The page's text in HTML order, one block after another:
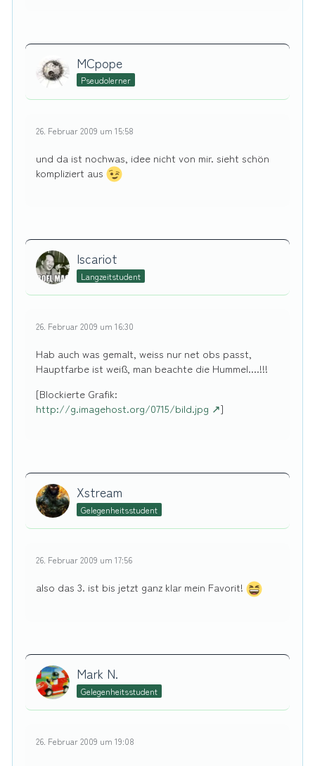
MCpope
Pseudolerner
26. Februar 2009 um 15:58
und da ist nochwas, idee nicht von mir. sieht schön
kompliziert aus
Iscariot
Langzeitstudent
26. Februar 2009 um 16:30
Hab auch was gemalt, weiss nur net obs passt,
Hauptfarbe ist weiß, man beachte die Hummel....!!!
[Blockierte Grafik:
http://g.imagehost.org/0715/bild.jpg
]
Xstream
Gelegenheitsstudent
26. Februar 2009 um 17:56
also das 3. ist bis jetzt ganz klar mein Favorit!
Mark N.
Gelegenheitsstudent
26. Februar 2009 um 19:08